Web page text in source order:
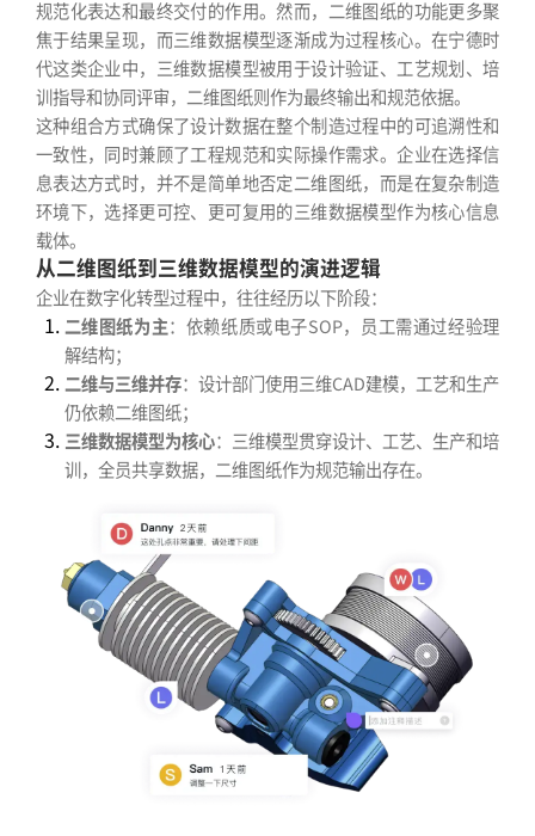
规范化表达和最终交付的作用。然而，二维图纸的功能更多聚
焦于结果呈现，而三维数据模型逐渐成为过程核心。在宁德时
代这类企业中，三维数据模型被用于设计验证、工艺规划、培
训指导和协同评审，二维图纸则作为最终输出和规范依据。
这种组合方式确保了设计数据在整个制造过程中的可追溯性和
一致性，同时兼顾了工程规范和实际操作需求。企业在选择信
息表达方式时，并不是简单地否定二维图纸，而是在复杂制造
环境下，选择更可控、更可复用的三维数据模型作为核心信息
载体。
从二维图纸到三维数据模型的演进逻辑
企业在数字化转型过程中，往往经历以下阶段：
二维图纸为主：依赖纸质或电子SOP，员工需通过经验理
解结构；
二维与三维并存：设计部门使用三维CAD建模，工艺和生产
仍依赖二维图纸；
三维数据模型为核心：三维模型贯穿设计、工艺、生产和培
训，全员共享数据，二维图纸作为规范输出存在。